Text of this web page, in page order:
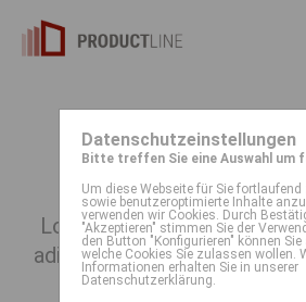
Animated
Lorem ipsum dolor sit
adipiscing elit. Aenean
dolor. Aenean
Datenschutzeinstellungen
Bitte treffen Sie eine Auswahl um
Um diese Webseite für Sie fortlaufend
sowie benutzeroptimierte Inhalte
verwenden wir Cookies. Durch
"Akzeptieren" stimmen Sie der
den Button "Konfigurieren" können
welche Cookies Sie zulassen wollen.
Informationen erhalten Sie in unserer
Datenschutzerklärung.